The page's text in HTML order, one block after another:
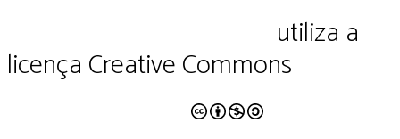
utiliza a
licença Creative Commons